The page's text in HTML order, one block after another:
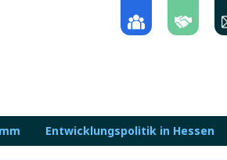
Entwicklungspolitik in Hessen